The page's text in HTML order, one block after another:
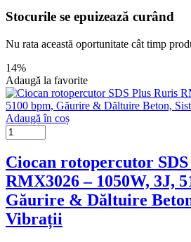
Stocurile se epuizează curând
Nu rata această oportunitate cât timp
14%
Adaugă la favorite
Adaugă în coș
Ciocan rotopercutor
RMX3026 – 1050W, 3J,
Găurire & Dăltuire
Vibrații